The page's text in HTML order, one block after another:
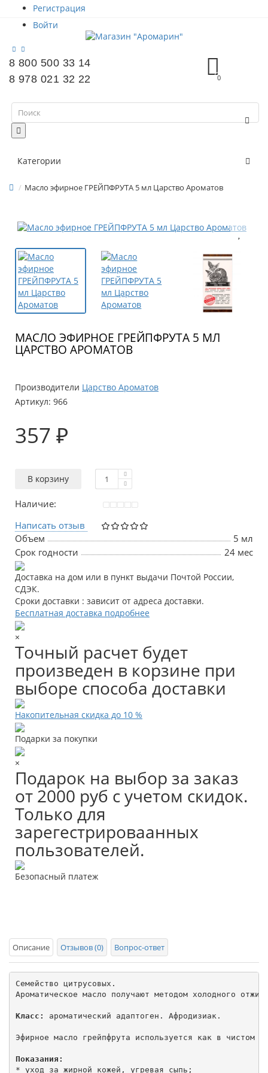
Регистрация
Войти
8 800 500 33 14
8 978 021 32 22
0
Категории
Масло эфирное ГРЕЙПФРУТА 5 мл Царство Ароматов
МАСЛО ЭФИРНОЕ ГРЕЙПФРУТА 5 МЛ
ЦАРСТВО АРОМАТОВ
Производители Царство Ароматов
Артикул: 966
357 ₽
В корзину
Наличие:
Написать отзыв
Объем
5 мл
Срок годности
24 мес
Доставка на дом или в пункт выдачи Почтой России,
СДЭК.
Сроки доставки : зависит от адреса доставки.
Бесплатная доставка подробнее
×
Точный расчет будет
произведен в корзине при
выборе способа доставки
Накопительная скидка до 10 %
Подарки за покупки
×
Подарок на выбор за заказ
от 2000 руб с учетом скидок.
Только для
зарегестрироваанных
пользователей.
Безопасный платеж
Описание Отзывов (0) Вопрос-ответ
Семейство цитрусовых.
Ароматическое масло получают методом холодного
Класс: ароматический адаптоген. Афродизиак.
Эфирное масло грейпфрута используется как в
Показания:
* уход за жирной кожей, угревая сыпь;